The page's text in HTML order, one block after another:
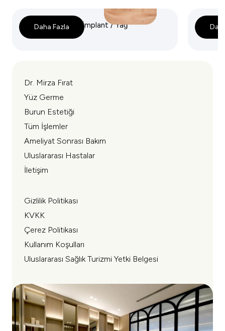
Meme Büyütme (İmplant / Yağ
Daha Fazla
Dr. Mirza Fırat
Yüz Germe
Burun Estetiği
Tüm İşlemler
Ameliyat Sonrası Bakım
Uluslararası Hastalar
İletişim
Gizlilik Politikası
KVKK
Çerez Politikası
Kullanım Koşulları
Uluslararası Sağlık Turizmi Yetki Belgesi